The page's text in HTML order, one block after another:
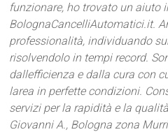
funzionare, ho trovato un aiuto
BolognaCancelliAutomatici.it.
professionalità, individuando
risolvendolo in tempi record.
dallefficienza e dalla cura con
larea in perfette condizioni.
servizi per la rapidità e la
Giovanni A., Bologna zona Murri